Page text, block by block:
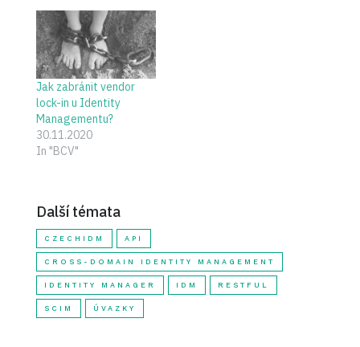
Jak zabránit vendor
lock-in u Identity
Managementu?
30.11.2020
In "BCV"
Další témata
CZECHIDM API
CROSS-DOMAIN IDENTITY MANAGEMENT
IDENTITY MANAGER IDM RESTFUL
SCIM ÚVAZKY